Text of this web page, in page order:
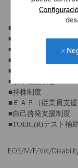
■社会保険完備
■退職金制度
■団体保険
■定期健康診断
■財形貯蓄制度
■永年勤続表彰
■持株制度
■ＥＡＰ（従業員支援
■自己啓発支援制度
■TOEIC(R)テスト補
EOE/M/F/Vet/